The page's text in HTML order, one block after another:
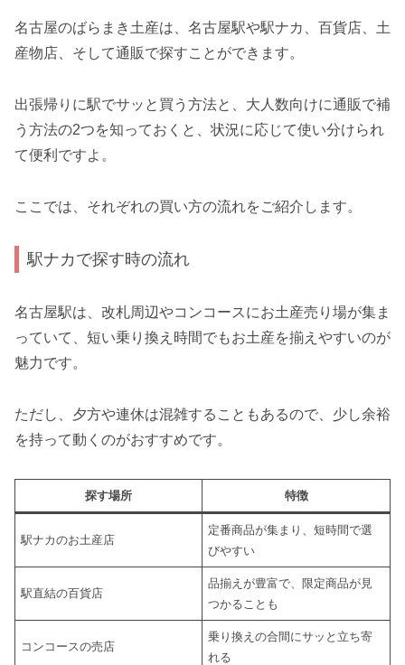
名古屋のばらまき土産は、名古屋駅や駅ナカ、百貨店、土
産物店、そして通販で探すことができます。
出張帰りに駅でサッと買う方法と、大人数向けに通販で補
う方法の2つを知っておくと、状況に応じて使い分けられ
て便利ですよ。
ここでは、それぞれの買い方の流れをご紹介します。
駅ナカで探す時の流れ
名古屋駅は、改札周辺やコンコースにお土産売り場が集ま
っていて、短い乗り換え時間でもお土産を揃えやすいのが
魅力です。
ただし、夕方や連休は混雑することもあるので、少し余裕
を持って動くのがおすすめです。
探す場所 特徴
駅ナカのお土産店
定番商品が集まり、短時間で選
びやすい
駅直結の百貨店
品揃えが豊富で、限定商品が見
つかることも
コンコースの売店
乗り換えの合間にサッと立ち寄
れる